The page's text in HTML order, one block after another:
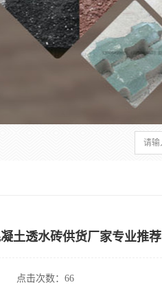
土透水砖供货厂家专业推荐
点击次数：66